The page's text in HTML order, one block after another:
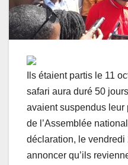
Ils étaient partis le 11
safari aura duré 50
avaient suspendus
de l’Assemblée
déclaration, le vendredi
annoncer qu’ils